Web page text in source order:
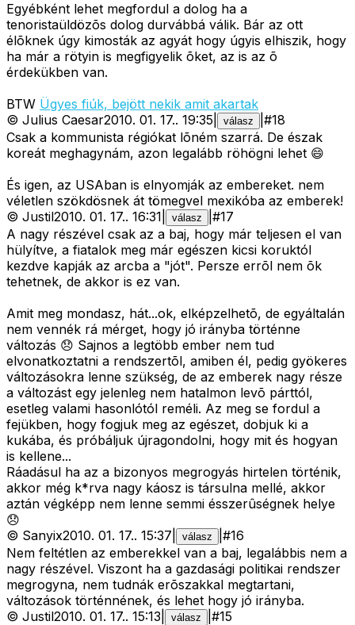
Egyébként lehet megfordul a dolog ha a
tenoristaüldözõs dolog durvábbá válik. Bár az ott
élõknek úgy kimosták az agyát hogy úgyis elhiszik, hogy
ha már a rötyin is megfigyelik õket, az is az õ
érdekükben van.
BTW Ügyes fiúk, bejött nekik amit akartak
© Julius Caesar2010. 01. 17.. 19:35 válasz #18
Csak a kommunista régiókat lõném szarrá. De észak
koreát meghagynám, azon legalább röhögni lehet 😄
És igen, az USAban is elnyomják az embereket. nem
véletlen szökdösnek át tömegvel mexikóba az emberek!
© Justil2010. 01. 17.. 16:31 válasz #17
A nagy részével csak az a baj, hogy már teljesen el van
hülyítve, a fiatalok meg már egészen kicsi koruktól
kezdve kapják az arcba a "jót". Persze errõl nem õk
tehetnek, de akkor is ez van.
Amit meg mondasz, hát...ok, elképzelhetõ, de egyáltalán
nem vennék rá mérget, hogy jó irányba történne
változás 😞 Sajnos a legtöbb ember nem tud
elvonatkoztatni a rendszertõl, amiben él, pedig gyökeres
változásokra lenne szükség, de az emberek nagy része
a változást egy jelenleg nem hatalmon levõ párttól,
esetleg valami hasonlótól reméli. Az meg se fordul a
fejükben, hogy fogjuk meg az egészet, dobjuk ki a
kukába, és próbáljuk újragondolni, hogy mit és hogyan
is kellene...
Ráadásul ha az a bizonyos megrogyás hirtelen történik,
akkor még k*rva nagy káosz is társulna mellé, akkor
aztán végképp nem lenne semmi ésszerûségnek helye
😞
© Sanyix2010. 01. 17.. 15:37 válasz #16
Nem feltétlen az emberekkel van a baj, legalábbis nem a
nagy részével. Viszont ha a gazdasági politikai rendszer
megrogyna, nem tudnák erõszakkal megtartani,
változások történnének, és lehet hogy jó irányba.
© Justil2010. 01. 17.. 15:13 válasz #15